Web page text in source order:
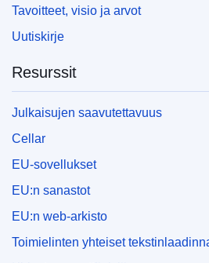
Tavoitteet, visio ja arvot
Uutiskirje
Resurssit
Julkaisujen saavutettavuus
Cellar
EU-sovellukset
EU:n sanastot
EU:n web-arkisto
Toimielinten yhteiset